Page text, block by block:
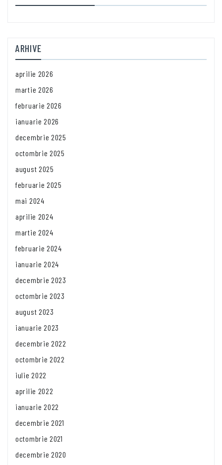
ARHIVE
aprilie 2026
martie 2026
februarie 2026
ianuarie 2026
decembrie 2025
octombrie 2025
august 2025
februarie 2025
mai 2024
aprilie 2024
martie 2024
februarie 2024
ianuarie 2024
decembrie 2023
octombrie 2023
august 2023
ianuarie 2023
decembrie 2022
octombrie 2022
iulie 2022
aprilie 2022
ianuarie 2022
decembrie 2021
octombrie 2021
decembrie 2020